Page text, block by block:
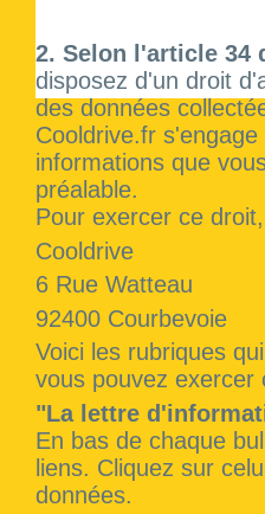
2. Selon l'article 34
disposez d'un droit
des données
Cooldrive.fr
informations que
préalable.
Pour exercer ce
Cooldrive
6 Rue Watteau
92400 Courbevoie
Voici les rubriques
vous pouvez exercer
"La lettre
En bas de chaque
liens. Cliquez sur
données.